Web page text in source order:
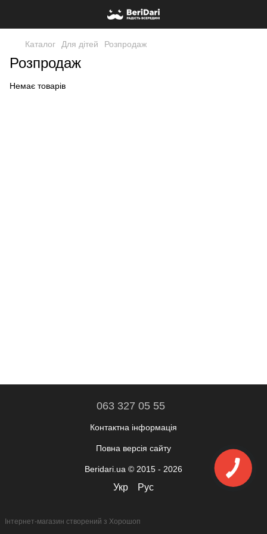
Каталог Для дітей Розпродаж
Розпродаж
Немає товарів
063 327 05 55
Контактна інформація
Повна версія сайту
Beridari.ua © 2015 - 2026
Укр Рус
Інтернет-магазин створений з Хорошоп